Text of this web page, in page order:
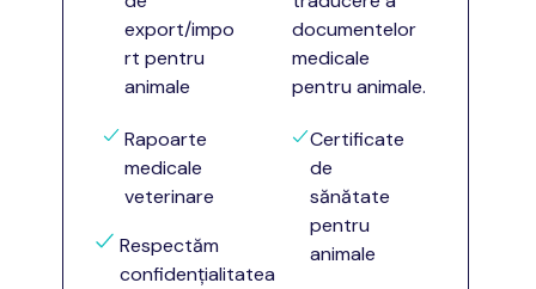
Respectăm
confidențialitatea
documentelor
medicale
pentru animale.
Rapoarte
medicale
veterinare
Certificate
de
sănătate
pentru
animale
export/impo
rt pentru
animale